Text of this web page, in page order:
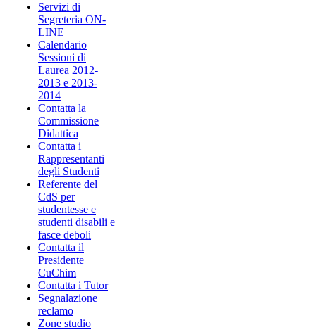
Servizi di
Segreteria ON-
LINE
Calendario
Sessioni di
Laurea 2012-
2013 e 2013-
2014
Contatta la
Commissione
Didattica
Contatta i
Rappresentanti
degli Studenti
Referente del
CdS per
studentesse e
studenti disabili e
fasce deboli
Contatta il
Presidente
CuChim
Contatta i Tutor
Segnalazione
reclamo
Zone studio